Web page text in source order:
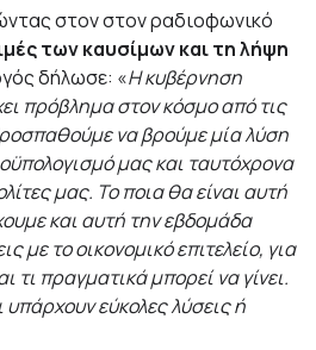
στον στον ραδιοφωνικό
των καυσίμων και τη λήψη
δήλωσε: «Η κυβέρνηση
πρόβλημα στον κόσμο από τις
να βρούμε μία λύση
μας και ταυτόχρονα
μας. Το ποια θα είναι αυτή
και αυτή την εβδομάδα
με το οικονομικό επιτελείο, για
τι πραγματικά μπορεί να γίνει.
υπάρχουν εύκολες λύσεις ή